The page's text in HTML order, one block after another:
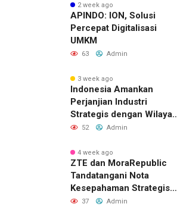
2 week ago
APINDO: ION, Solusi
Percepat Digitalisasi
UMKM
63 Admin
3 week ago
Indonesia Amankan
Perjanjian Industri
Strategis dengan Wilayah
Sverdlovsk, Rusia untuk
52 Admin
4 week ago
ZTE dan MoraRepublic
Tandatangani Nota
Kesepahaman Strategis
untuk Memperluas
37 Admin